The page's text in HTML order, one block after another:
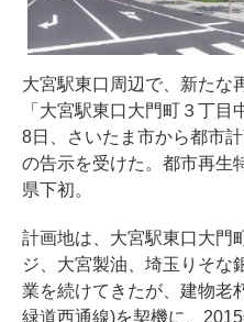
大宮駅東口周辺で、新たな
「大宮駅東口大門町３丁
8日、さいたま市から都市
の告示を受けた。都市再生
県下初。
計画地は、大宮駅東口大門
ジ、大宮製油、埼玉りそな
業を続けてきたが、建物老
緑道西通線)を契機に、